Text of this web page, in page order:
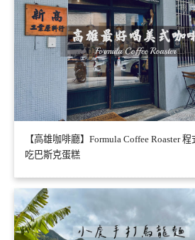
【高雄咖啡廳】Formula Coffee Roaster
吃巴斯克蛋糕